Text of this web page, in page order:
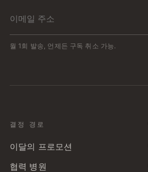
월 1회 발송, 언제든 구독 취소 가능.
결정 경로
이달의 프로모션
협력 병원